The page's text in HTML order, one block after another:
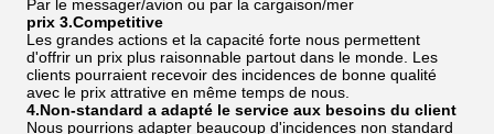
Par le messager/avion ou par la cargaison/mer
prix 3.Competitive
Les grandes actions et la capacité forte nous permettent
d'offrir un prix plus raisonnable partout dans le monde. Les
clients pourraient recevoir des incidences de bonne qualité
avec le prix attrative en même temps de nous.
4.Non-standard a adapté le service aux besoins du client
Nous pourrions adapter beaucoup d'incidences non standard